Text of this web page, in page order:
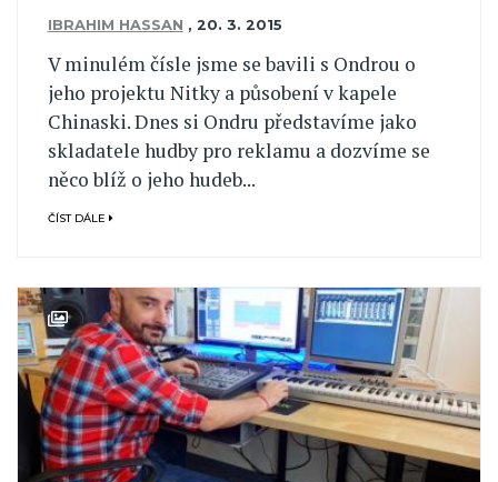
IBRAHIM HASSAN , 20. 3. 2015
V minulém čísle jsme se bavili s Ondrou o
jeho projektu Nitky a působení v kapele
Chinaski. Dnes si Ondru představíme jako
skladatele hudby pro reklamu a dozvíme se
něco blíž o jeho hudeb...
ČÍST DÁLE